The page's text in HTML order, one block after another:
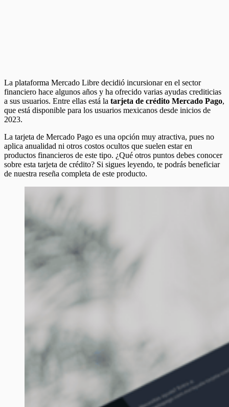
La plataforma Mercado Libre decidió incursionar en el sector
financiero hace algunos años y ha ofrecido varias ayudas crediticias
a sus usuarios. Entre ellas está la tarjeta de crédito Mercado Pago,
que está disponible para los usuarios mexicanos desde inicios de
2023.
La tarjeta de Mercado Pago es una opción muy atractiva, pues no
aplica anualidad ni otros costos ocultos que suelen estar en
productos financieros de este tipo. ¿Qué otros puntos debes conocer
sobre esta tarjeta de crédito? Si sigues leyendo, te podrás beneficiar
de nuestra reseña completa de este producto.